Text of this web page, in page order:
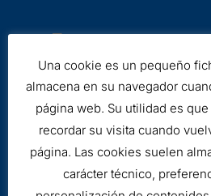
Aviso
Una cookie es un pequeño
almacena en su navegador
página web. Su utilidad es
recordar su visita cuando
página. Las cookies suelen
carácter técnico,